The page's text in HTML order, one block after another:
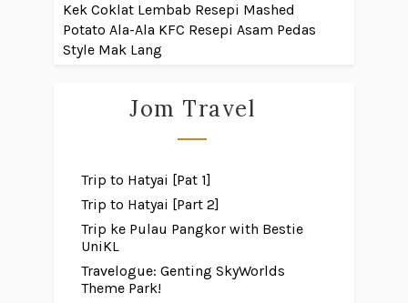
Kek Coklat Lembab Resepi Mashed
Potato Ala-Ala KFC Resepi Asam Pedas
Style Mak Lang
Jom Travel
Trip to Hatyai [Pat 1]
Trip to Hatyai [Part 2]
Trip ke Pulau Pangkor with Bestie
UniKL
Travelogue: Genting SkyWorlds
Theme Park!